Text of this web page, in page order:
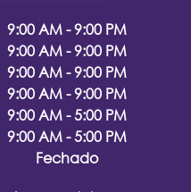
9:00 AM - 9:00 PM
9:00 AM - 9:00 PM
9:00 AM - 9:00 PM
9:00 AM - 9:00 PM
9:00 AM - 5:00 PM
9:00 AM - 5:00 PM
Fechado